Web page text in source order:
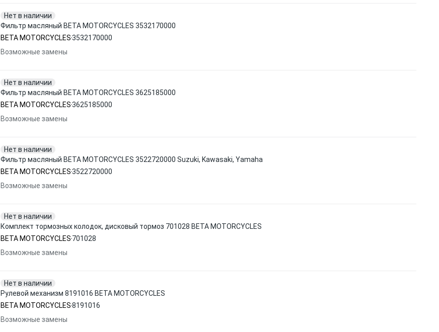
Нет в наличии
Фильтр масляный BETA MOTORCYCLES 3532170000
BETA MOTORCYCLES3532170000
Возможные замены
Нет в наличии
Фильтр масляный BETA MOTORCYCLES 3625185000
BETA MOTORCYCLES3625185000
Возможные замены
Нет в наличии
Фильтр масляный BETA MOTORCYCLES 3522720000 Suzuki, Kawasaki, Yamaha
BETA MOTORCYCLES3522720000
Возможные замены
Нет в наличии
Комплект тормозных колодок, дисковый тормоз 701028 BETA MOTORCYCLES
BETA MOTORCYCLES 701028
Возможные замены
Нет в наличии
Рулевой механизм 8191016 BETA MOTORCYCLES
BETA MOTORCYCLES8191016
Возможные замены